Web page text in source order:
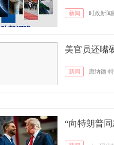
新闻 时政新闻
美官员还嘴
新闻 唐纳德·
“向特朗普